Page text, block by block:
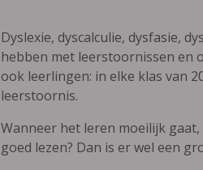
Dyslexie, dyscalculie, dysfasie,
hebben met leerstoornissen en
ook leerlingen: in elke klas van
leerstoornis.
Wanneer het leren moeilijk
goed lezen? Dan is er wel een